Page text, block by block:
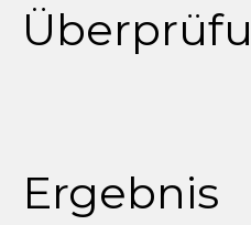
Ergebnis